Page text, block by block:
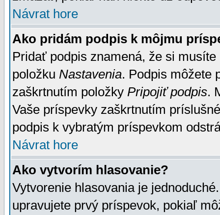
Návrat hore
Ako pridám podpis k môjmu
Pridať podpis znamená, že si
položku Nastavenia. Podpis môžete
zaškrtnutím položky Pripojiť podpis.
Vaše príspevky zaškrtnutím
podpis k vybratým príspevkom
Návrat hore
Ako vytvorím hlasovanie?
Vytvorenie hlasovania je
upravujete prvý príspevok, pokiaľ